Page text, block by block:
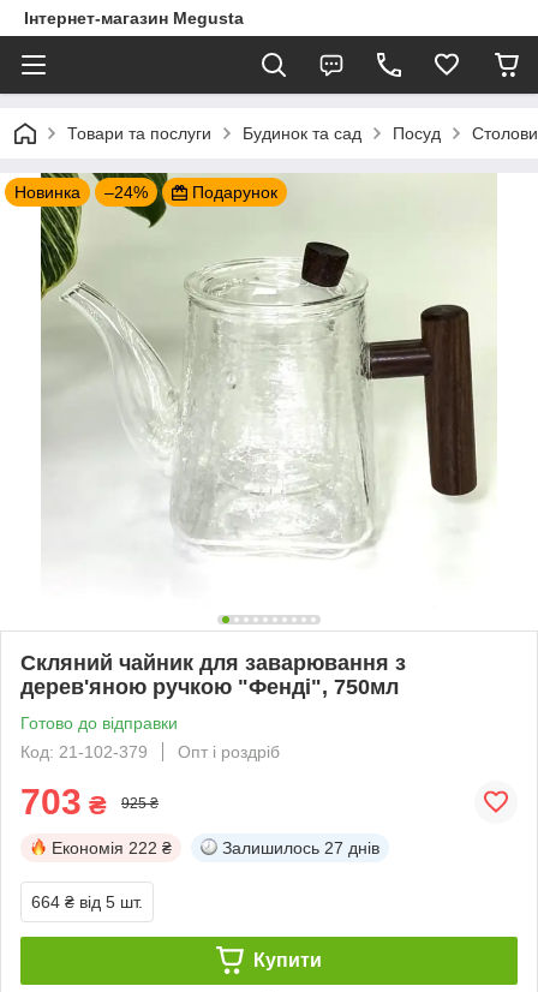
Інтернет-магазин Megusta
Товари та послуги Будинок та сад Посуд
Новинка –24% Подарунок
Скляний чайник для заварювання з
дерев'яною ручкою "Фенді", 750мл
Готово до відправки
Код: 21-102-379
Опт і роздріб
703 ₴ 925 ₴
Економія 222 ₴ Залишилось 27 днів
664 ₴ від 5 шт.
Купити